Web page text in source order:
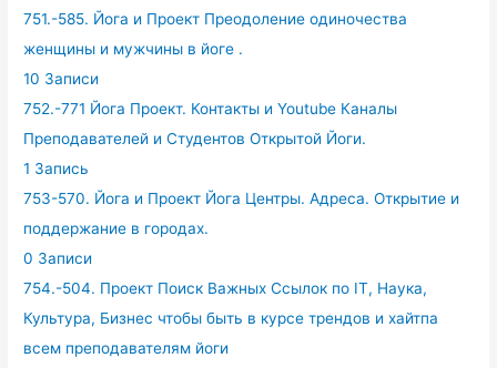
751.-585. Йога и Проект Преодоление одиночества
женщины и мужчины в йоге .
10 Записи
752.-771 Йога Проект. Контакты и Youtube Каналы
Преподавателей и Студентов Открытой Йоги.
1 Запись
753-570. Йога и Проект Йога Центры. Адреса. Открытие и
поддержание в городах.
0 Записи
754.-504. Проект Поиск Важных Ссылок по IT, Наука,
Культура, Бизнес чтобы быть в курсе трендов и хайтпа
всем преподавателям йоги